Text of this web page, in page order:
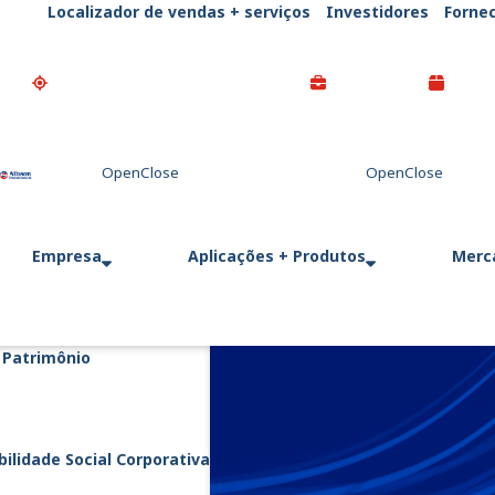
Go Home
Localizador de vendas + serviços Investidores
Empresa
Social Corporativa
Aplicações + Produtos